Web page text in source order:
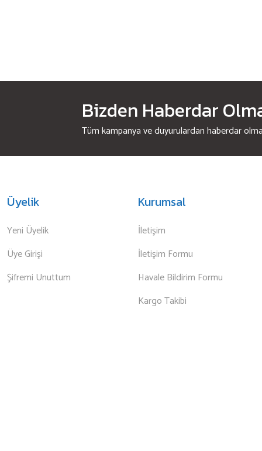
Bizden Haberdar
Tüm kampanya ve duyurulardan haberdar
Üyelik
Yeni Üyelik
Üye Girişi
Şifremi Unuttum
Kurumsal
İletişim
İletişim Formu
Havale Bildirim Formu
Kargo Takibi